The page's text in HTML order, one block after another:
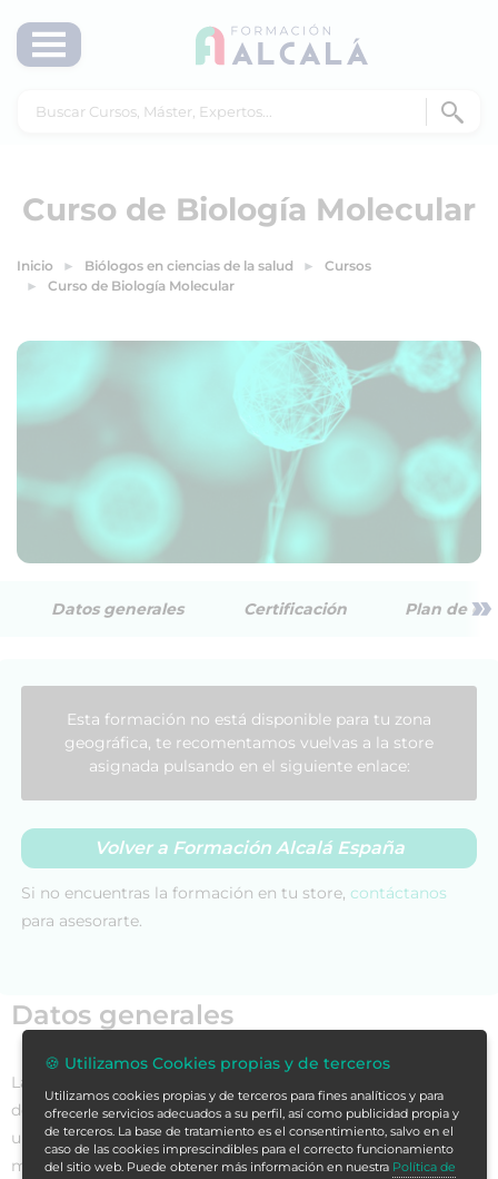
Curso de Biología Molecular
Inicio Biólogos en ciencias de la salud
Cursos
Curso de Biología Molecular
Datos generales Certificación Plan de »
Datos generales
La
de losprocesos que se desarrollan en los seres vivos,desde
un punto de vista ultraestructural. El origen de la biología
molecular data deprincipios de 1940, donde Avery
Esta formación no está disponible para tu zona
geográfica, te recomentamos vuelvas a la store
asignada pulsando en el siguiente enlace:
Volver a Formación Alcalá España
Si no encuentras la formación en tu store, contáctanos
para asesorarte.
🍪 Utilizamos Cookies propias y de terceros
Utilizamos cookies propias y de terceros para fines analíticos y para
ofrecerle servicios adecuados a su perfil, así como publicidad propia y
de terceros. La base de tratamiento es el consentimiento, salvo en el
caso de las cookies imprescindibles para el correcto funcionamiento
del sitio web. Puede obtener más información en nuestra Política de